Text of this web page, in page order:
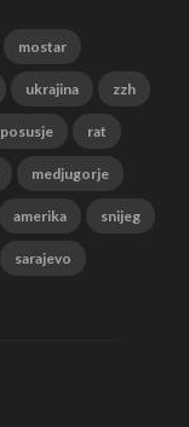
mostar
ukrajina zzh
posusje rat
medjugorje
amerika snijeg
sarajevo